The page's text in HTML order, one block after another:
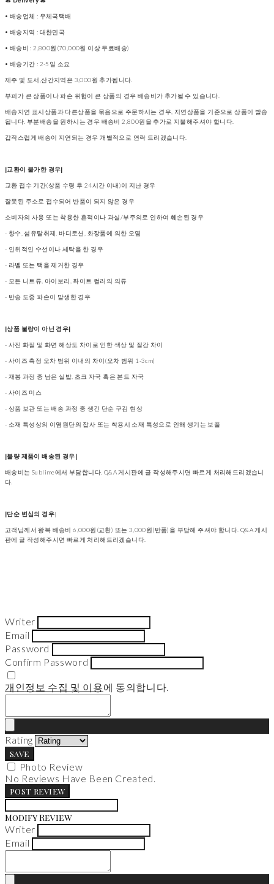
• 배송업체 : 우체국택배
• 배송지역 : 대한민국
• 배송비 : 2,800원(70,000원 이상 무료배송)
• 배송기간 : 2-5일 소요
제주 및 도서,산간지역은 3,000원 추가됩니다.
부피가 큰 상품이나 파손 위험이 큰 상품의 경우 배송비가 추가될 수 있습니다.
배송지연 표시상품과 다른상품을 묶음으로 주문하시는 경우, 지연상품을 기준으로 상품이 발송
됩니다. 부분배송을 원하시는 경우 배송비 2,800원을 추가로 지불해주셔야 합니다.
갑작스럽게 배송이 지연되는 경우 개별적으로 연락 드리겠습니다.
|교환이 불가한 경우|
교환 접수 기간(상품 수령 후 24시간 이내)이 지난 경우
잘못된 주소로 접수되어 반품이 되지 않은 경우
소비자의 사용 또는 착용한 흔적이나 과실/부주의로 인하여 훼손된 경우
- 향수, 섬유탈취제, 바디로션, 화장품에 의한 오염
- 인위적인 수선이나 세탁을 한 경우
- 라벨 또는 택을 제거한 경우
- 모든 니트류, 아이보리, 화이트 컬러의 의류
- 반송 도중 파손이 발생한 경우
|상품 불량이 아닌 경우|
- 사진 화질 및 화면 해상도 차이로 인한 색상 및 질감 차이
- 사이즈 측정 오차 범위 이내의 차이(오차 범위 1-3cm)
- 재봉 과정 중 남은 실밥, 초크 자국 혹은 본드 자국
- 사이즈 미스
- 상품 보관 또는 배송 과정 중 생긴 단순 구김 현상
- 소재 특성상의 이염원단의 잡사 또는 착용시 소재 특성으로 인해 생기는 보풀
|불량 제품이 배송된 경우|
배송비는 Sublime에서 부담합니다. Q&A 게시판에 글 작성해주시면 빠르게 처리해드리겠습니
다.
|단순 변심의 경우|
고객님께서 왕복 배송비 6,000원(교환) 또는 3,000원(반품)을 부담해 주셔야 합니다. Q&A 게시
판에 글 작성해주시면 빠르게 처리해드리겠습니다.
Writer
Email
Password
Confirm Password
개인정보 수집 및 이용에 동의합니다.
Rating
SAVE
Photo Review
No Reviews Have Been Created.
POST REVIEW
Modify Review
Writer
Email